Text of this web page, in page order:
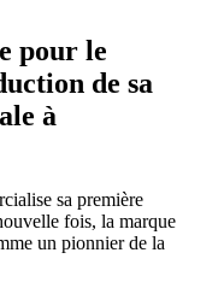
pour le
de sa
à
sa première
fois, la marque
un pionnier de la